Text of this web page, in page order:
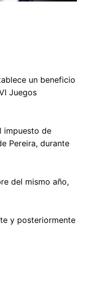
un beneficio
Juegos
impuesto de
Pereira, durante
del mismo año,
y posteriormente